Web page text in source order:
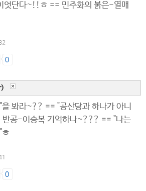
엇단다~!!ㅎ == 민주화의 붉은-열매
0
봐라~?? == "공산당과 하나가 아니
공-이승복 기억하나~??? == "나는
0